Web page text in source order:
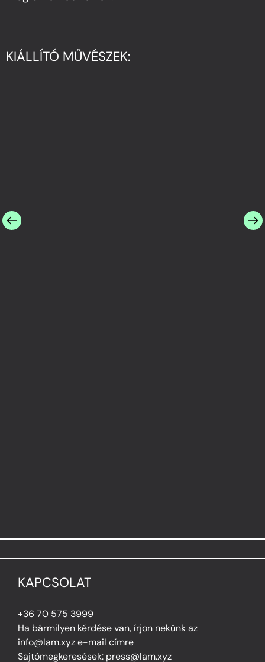
KIÁLLÍTÓ MŰVÉSZEK:
KAPCSOLAT
+36 70 575 3999
Ha bármilyen kérdése van, írjon nekünk az
info@lam.xyz e-mail címre
Sajtómegkeresések: press@lam.xyz